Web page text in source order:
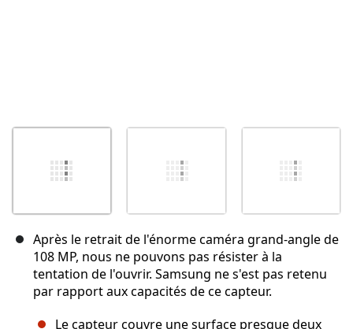
Après le retrait de l'énorme caméra grand-angle de
108 MP, nous ne pouvons pas résister à la
tentation de l'ouvrir. Samsung ne s'est pas retenu
par rapport aux capacités de ce capteur.
Le capteur couvre une surface presque deux